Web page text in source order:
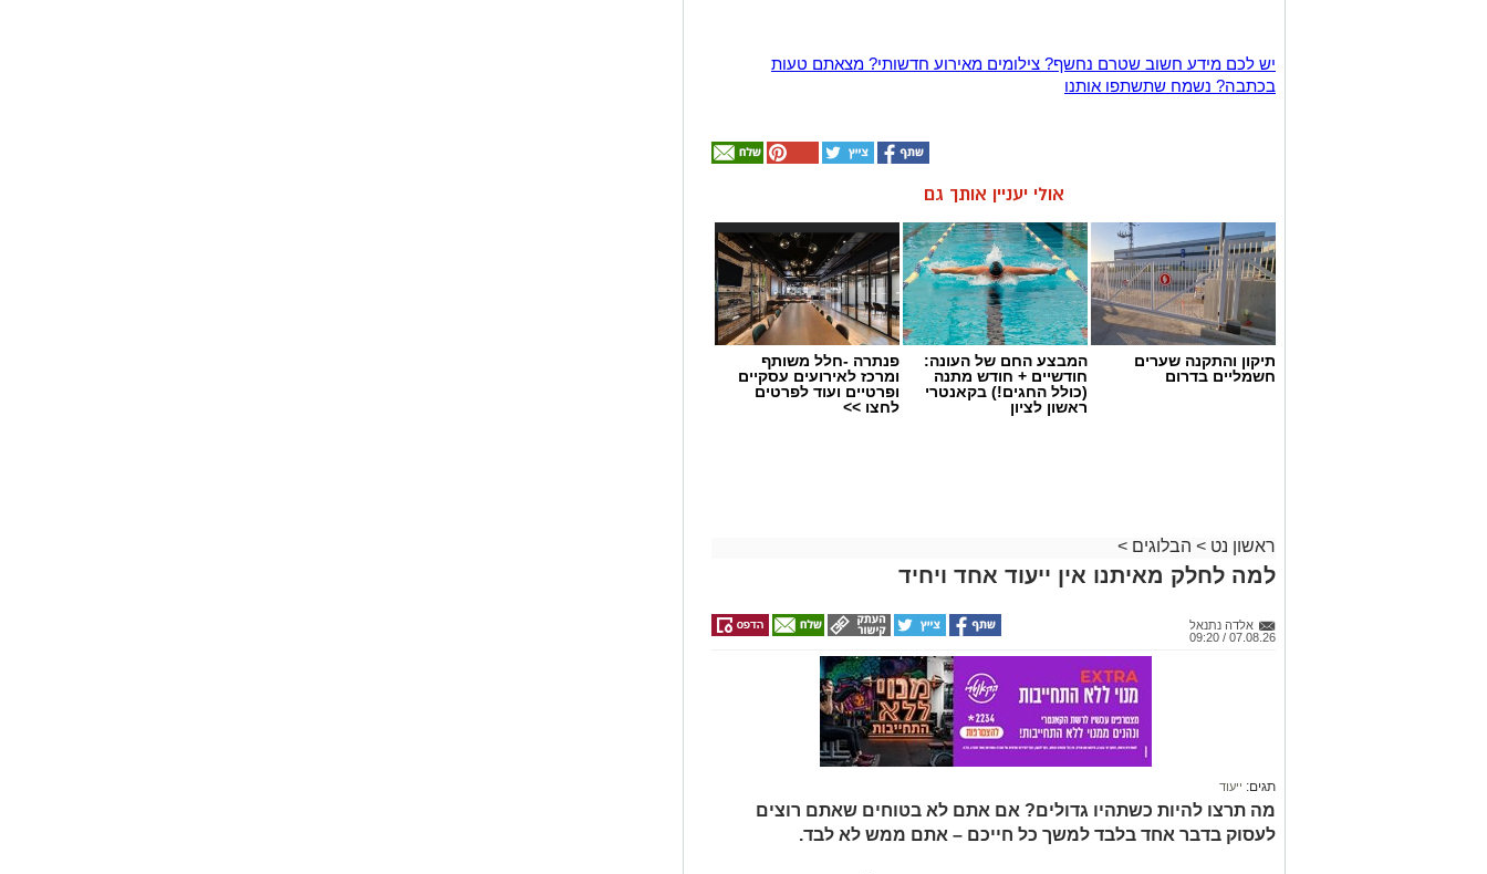
יש לכם מידע חשוב שטרם נחשף? צילומים מאירוע חדשותי? מצאתם טעות
בכתבה? נשמח שתשתפו אותנו
אולי יעניין אותך גם
תיקון והתקנה שערים
חשמליים בדרום
המבצע החם של העונה:
חודשיים + חודש מתנה
(כולל החגים!) בקאנטרי
ראשון לציון
פנתרה -חלל משותף
ומרכז לאירועים עסקיים
ופרטיים ועוד לפרטים
לחצו >>
ראשון נט > הבלוגים >
למה לחלק מאיתנו אין ייעוד אחד ויחיד
אלדה נתנאל
07.08.26 / 09:20
תגים: ייעוד
מה תרצו להיות כשתהיו גדולים? אם אתם לא בטוחים שאתם רוצים
לעסוק בדבר אחד בלבד למשך כל חייכם – אתם ממש לא לבד.